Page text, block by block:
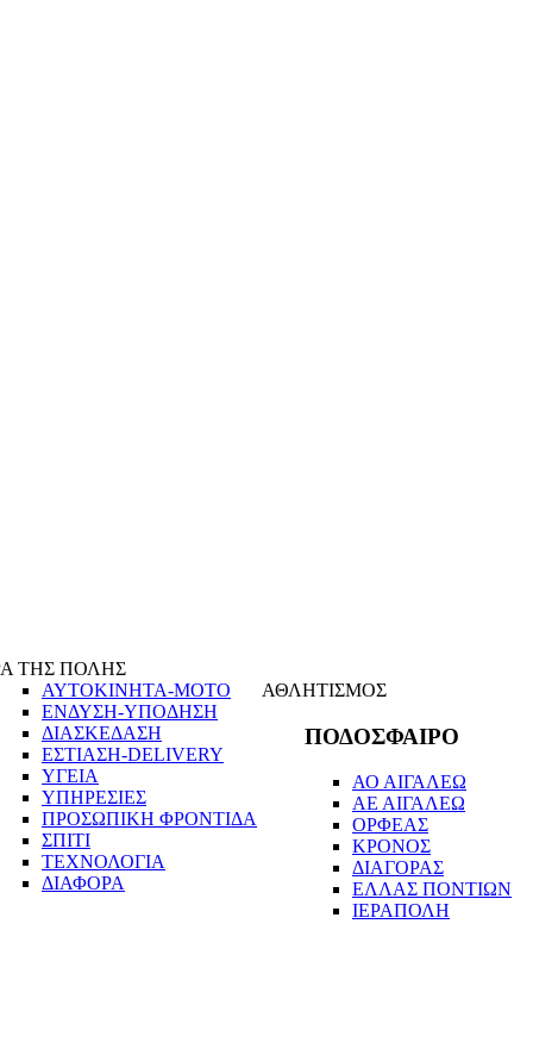
ΤΗΣ ΠΟΛΗΣ
ΑΥΤΟΚΙΝΗΤΑ-ΜΟΤΟ
ΕΝΔΥΣΗ-ΥΠΟΔΗΣΗ
ΔΙΑΣΚΕΔΑΣΗ
ΕΣΤΙΑΣΗ-DELIVERY
ΥΓΕΙΑ
ΥΠΗΡΕΣΙΕΣ
ΠΡΟΣΩΠΙΚΗ ΦΡΟΝΤΙΔΑ
ΣΠΙΤΙ
ΤΕΧΝΟΛΟΓΙΑ
ΔΙΑΦΟΡΑ
ΑΘΛΗΤΙΣΜΟΣ
ΠΟΔΟΣΦΑΙΡΟ
ΑΟ ΑΙΓΑΛΕΩ
ΑΕ ΑΙΓΑΛΕΩ
ΟΡΦΕΑΣ
ΚΡΟΝΟΣ
ΔΙΑΓΟΡΑΣ
ΕΛΛΑΣ ΠΟΝΤΙΩΝ
ΙΕΡΑΠΟΛΗ